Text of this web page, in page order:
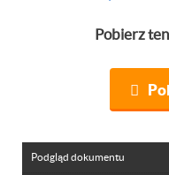
Pobierz
Podgląd dokumentu